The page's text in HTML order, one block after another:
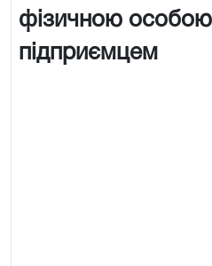
фізичною
підприємцем